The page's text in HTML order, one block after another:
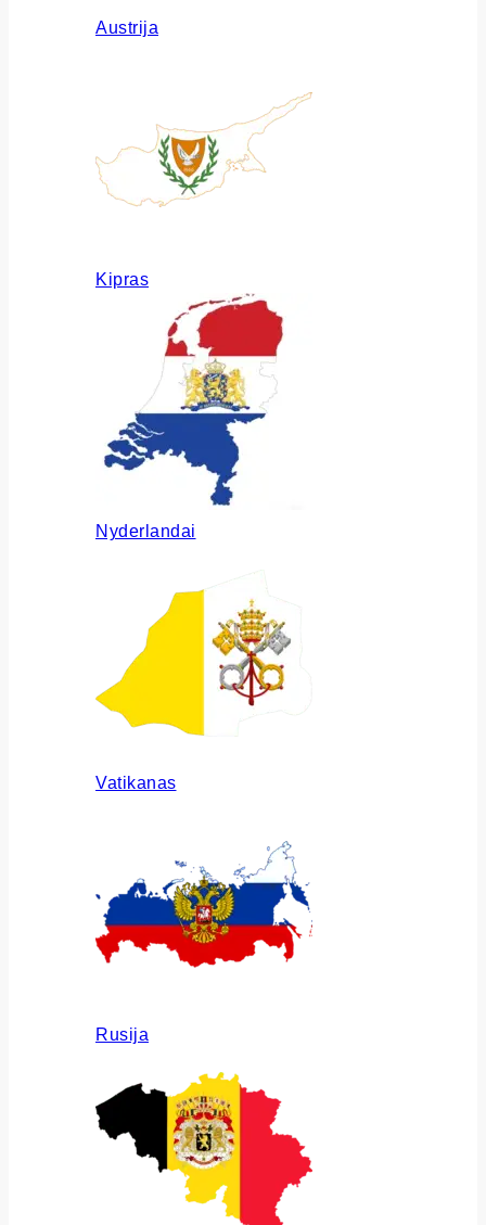
Austrija
Kipras
Nyderlandai
Vatikanas
Rusija